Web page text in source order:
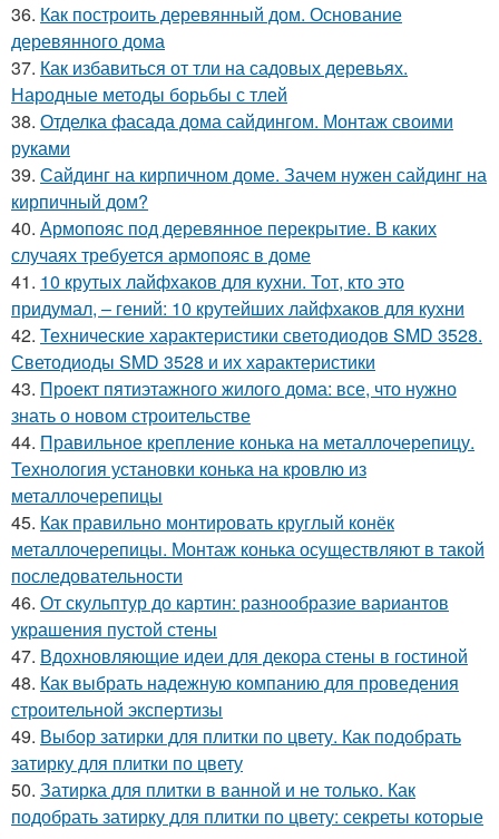
36. Как построить деревянный дом. Основание
деревянного дома
37. Как избавиться от тли на садовых деревьях.
Народные методы борьбы с тлей
38. Отделка фасада дома сайдингом. Монтаж своими
руками
39. Сайдинг на кирпичном доме. Зачем нужен сайдинг на
кирпичный дом?
40. Армопояс под деревянное перекрытие. В каких
случаях требуется армопояс в доме
41. 10 крутых лайфхаков для кухни. Тот, кто это
придумал, – гений: 10 крутейших лайфхаков для кухни
42. Технические характеристики светодиодов SMD 3528.
Светодиоды SMD 3528 и их характеристики
43. Проект пятиэтажного жилого дома: все, что нужно
знать о новом строительстве
44. Правильное крепление конька на металлочерепицу.
Технология установки конька на кровлю из
металлочерепицы
45. Как правильно монтировать круглый конёк
металлочерепицы. Монтаж конька осуществляют в такой
последовательности
46. От скульптур до картин: разнообразие вариантов
украшения пустой стены
47. Вдохновляющие идеи для декора стены в гостиной
48. Как выбрать надежную компанию для проведения
строительной экспертизы
49. Выбор затирки для плитки по цвету. Как подобрать
затирку для плитки по цвету
50. Затирка для плитки в ванной и не только. Как
подобрать затирку для плитки по цвету: секреты которые